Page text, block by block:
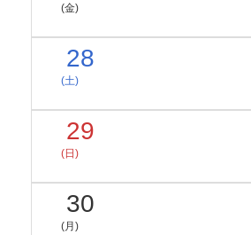
(金)
28
(土)
29
(日)
30
(月)